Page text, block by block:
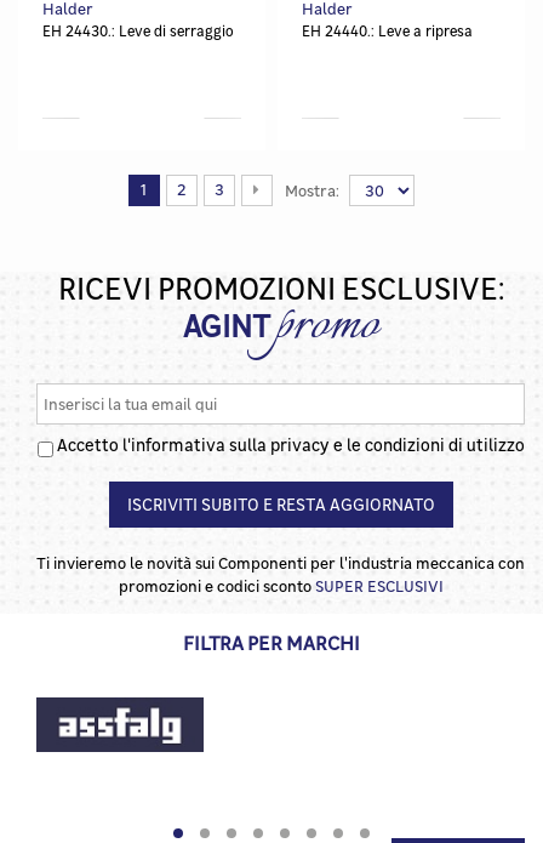
Halder
EH 24430.: Leve di serraggio
Halder
EH 24440.: Leve a ripresa
1 2 3 Mostra:
RICEVI PROMOZIONI ESCLUSIVE:
AGINTpromo
Accetto l'informativa sulla privacy e le condizioni di utilizzo
ISCRIVITI SUBITO E RESTA AGGIORNATO
Ti invieremo le novità sui Componenti per l'industria meccanica con
promozioni e codici sconto SUPER ESCLUSIVI
FILTRA PER MARCHI